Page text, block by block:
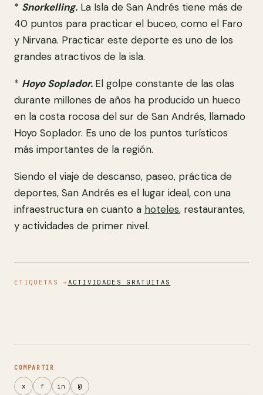
* Snorkelling. La Isla de San Andrés tiene más de
40 puntos para practicar el buceo, como el Faro
y Nirvana. Practicar este deporte es uno de los
grandes atractivos de la isla.
* Hoyo Soplador. El golpe constante de las olas
durante millones de años ha producido un hueco
en la costa rocosa del sur de San Andrés, llamado
Hoyo Soplador. Es uno de los puntos turísticos
más importantes de la región.
Siendo el viaje de descanso, paseo, práctica de
deportes, San Andrés es el lugar ideal, con una
infraestructura en cuanto a hoteles, restaurantes,
y actividades de primer nivel.
ETIQUETAS → ACTIVIDADES GRATUITAS
COMPARTIR
x f in @